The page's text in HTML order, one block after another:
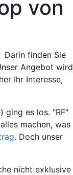
von
Darin finden Sie
Angebot wird
Ihr Interesse,
ging es los. "RF"
machen, was
. Doch unser
nicht exklusive